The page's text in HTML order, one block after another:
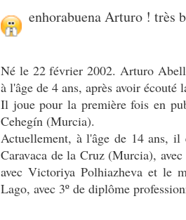
enhorabuena Arturo ! très
Né le 22 février 2002. Arturo
à l'âge de 4 ans, après avoir
Il joue pour la première fois en
Cehegín (Murcia).
Actuellement, à l'âge de 14 ans,
Caravaca de la Cruz (Murcia),
avec Victoriya Polhiazheva et le
Lago, avec 3º de diplôme